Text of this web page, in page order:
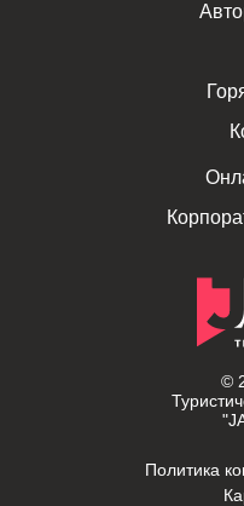
©
Политика